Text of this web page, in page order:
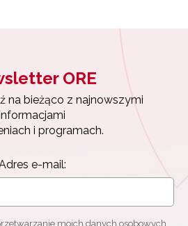
ORE
na bieżąco z najnowszymi
i programach.
e-mail:
moich danych osobowych